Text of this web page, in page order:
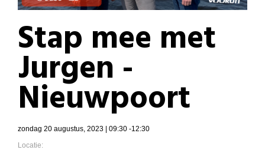
Stap mee met
Jurgen -
Nieuwpoort
zondag 20 augustus, 2023 | 09:30 -12:30
Locatie: